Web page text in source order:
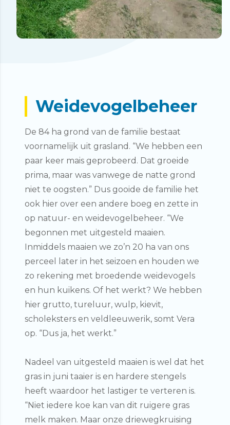
Weidevogelbeheer
De 84 ha grond van de familie bestaat
voornamelijk uit grasland. “We hebben een
paar keer mais geprobeerd. Dat groeide
prima, maar was vanwege de natte grond
niet te oogsten.” Dus gooide de familie het
ook hier over een andere boeg en zette in
op natuur- en weidevogelbeheer. “We
begonnen met uitgesteld maaien.
Inmiddels maaien we zo’n 20 ha van ons
perceel later in het seizoen en houden we
zo rekening met broedende weidevogels
en hun kuikens. Of het werkt? We hebben
hier grutto, tureluur, wulp, kievit,
scholeksters en veldleeuwerik, somt Vera
op. “Dus ja, het werkt.”
Nadeel van uitgesteld maaien is wel dat het
gras in juni taaier is en hardere stengels
heeft waardoor het lastiger te verteren is.
“Niet iedere koe kan van dit ruigere gras
melk maken. Maar onze driewegkruising